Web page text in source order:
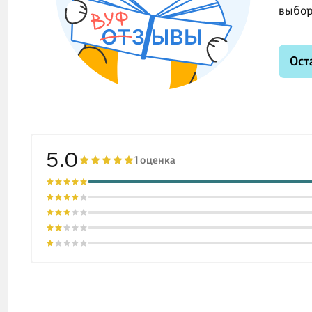
5.0 1 оценка